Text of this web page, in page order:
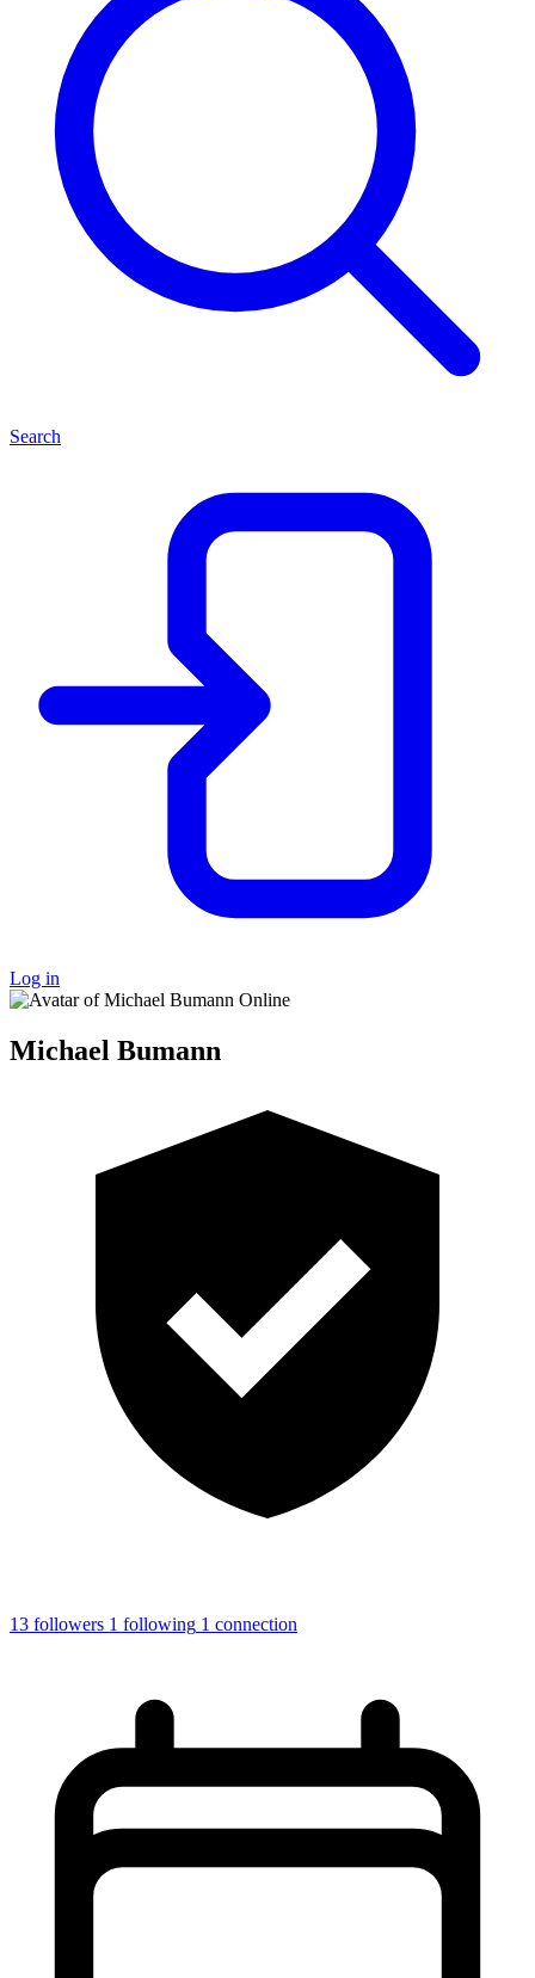
Search
Log in
Online
Michael Bumann
13 followers 1 following 1 connection